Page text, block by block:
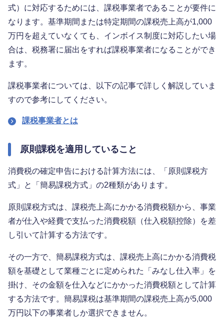
式）に対応するためには、課税事業者であることが要件に
なります。基準期間または特定期間の課税売上高が1,000
万円を超えていなくても、インボイス制度に対応したい場
合は、税務署に届出をすれば課税事業者になることができ
ます。
課税事業者については、以下の記事で詳しく解説していま
すので参考にしてください。
課税事業者とは
原則課税を適用していること
消費税の確定申告における計算方法には、「原則課税方
式」と「簡易課税方式」の2種類があります。
原則課税方式は、課税売上高にかかる消費税額から、事業
者が仕入や経費で支払った消費税額（仕入税額控除）を差
し引いて計算する方法です。
その一方で、簡易課税方式は、課税売上高にかかる消費税
額を基礎として業種ごとに定められた「みなし仕入率」を
掛け、その金額を仕入などにかかった消費税額として計算
する方法です。簡易課税は基準期間の課税売上高が5,000
万円以下の事業者しか選択できません。